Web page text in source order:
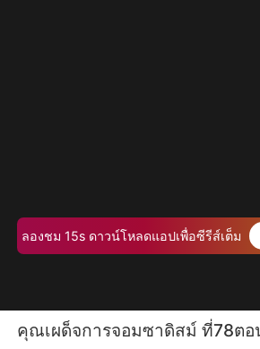
ลองชม 15s ดาวน์โหลดแอปเพื่อซีรีส์เต็ม
คุณเผด็จการจอมซาดิสม์ ที่78ตอ